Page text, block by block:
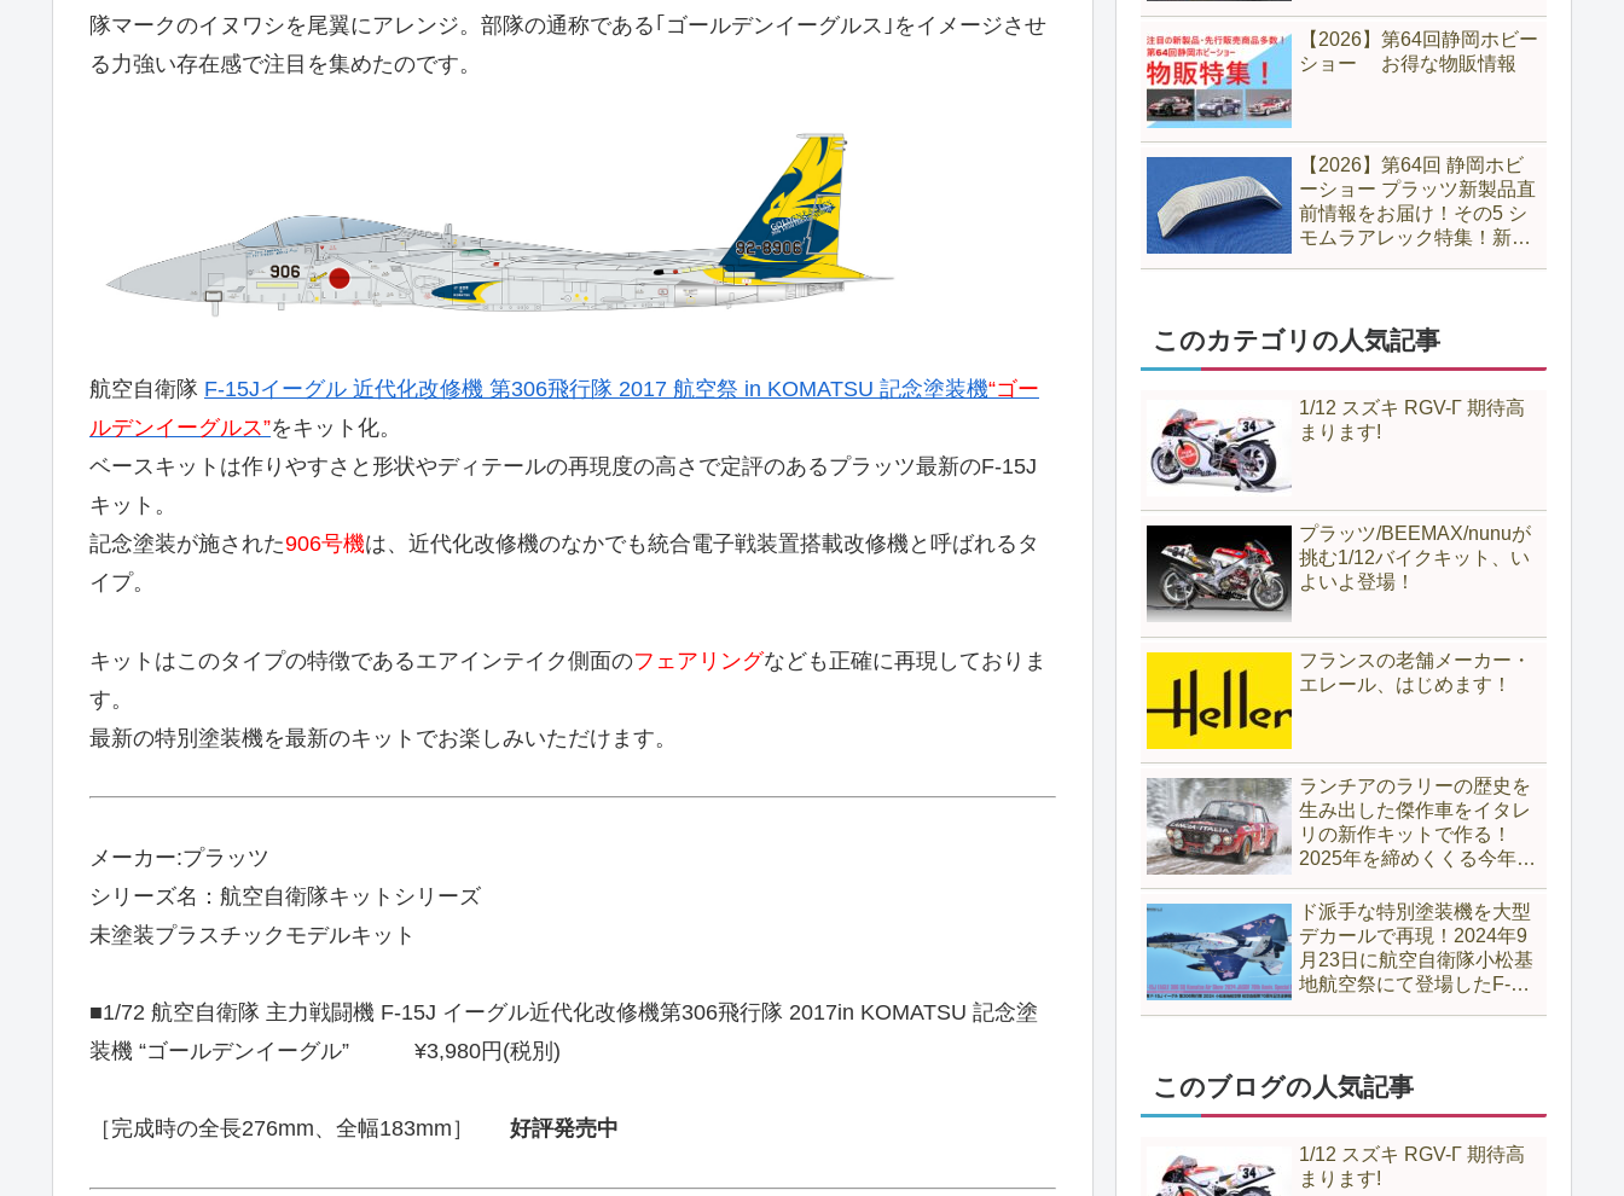
隊マークのイヌワシを尾翼にアレンジ。部隊の通称である｢ゴールデンイーグルス｣をイメージさせ
る力強い存在感で注目を集めたのです。
航空自衛隊 F-15Jイーグル 近代化改修機 第306飛行隊 2017 航空祭 in KOMATSU 記念塗装機“ゴー
ルデンイーグルス”をキット化。
ベースキットは作りやすさと形状やディテールの再現度の高さで定評のあるプラッツ最新のF-15J
キット。
記念塗装が施された906号機は、近代化改修機のなかでも統合電子戦装置搭載改修機と呼ばれるタ
イプ。
キットはこのタイプの特徴であるエアインテイク側面のフェアリングなども正確に再現しておりま
す。
最新の特別塗装機を最新のキットでお楽しみいただけます。
メーカー:プラッツ
シリーズ名：航空自衛隊キットシリーズ
未塗装プラスチックモデルキット
■1/72 航空自衛隊 主力戦闘機 F-15J イーグル近代化改修機第306飛行隊 2017in KOMATSU 記念塗
装機 “ゴールデンイーグル” ¥3,980円(税別)
［完成時の全長276mm、全幅183mm］ 好評発売中
【2026】第64回静岡ホビー
ショー お得な物販情報
【2026】第64回 静岡ホビ
ーショー プラッツ新製品直
前情報をお届け！その5 シ
モムラアレック特集！新製
このカテゴリの人気記事
1/12 スズキ RGV-Γ 期待高
まります!
プラッツ/BEEMAX/nunuが
挑む1/12バイクキット、い
よいよ登場！
フランスの老舗メーカー・
エレール、はじめます！
ランチアのラリーの歴史を
生み出した傑作車をイタレ
リの新作キットで作る！
2025年を締めくくる今年最
１）
ド派手な特別塗装機を大型
デカールで再現！2024年9
月23日に航空自衛隊小松基
地航空祭にて登場したF-
このブログの人気記事
1/12 スズキ RGV-Γ 期待高
まります!